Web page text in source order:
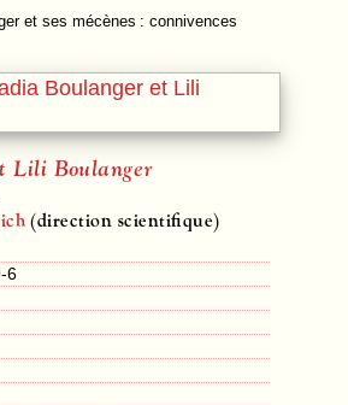
et ses mécènes : connivences
Lili Boulanger
(direction scientifique)
6